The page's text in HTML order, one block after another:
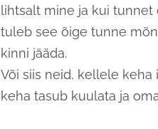
lihtsalt mine ja kui tunnet
tuleb see õige tunne
kinni jääda.
Või siis neid, kellele keha
keha tasub kuulata ja